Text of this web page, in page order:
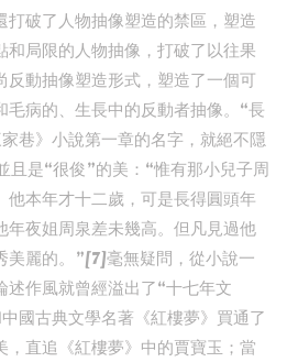
打破了人物抽像塑造的禁區，塑造
和局限的人物抽像，打破了以往果
反動抽像塑造形式，塑造了一個可
毛病的、生長中的反動者抽像。“長
巷》小說第一章的名字，就絕不隱
且是“很俊”的美：“惟有那小兒子周
本年才十二歲，可是長得圓頭年
年夜姐周泉差未幾高。但凡見過他
美麗的。”[7]毫無疑問，從小說一
述作風就曾經溢出了“十七年文
國古典文學名著《紅樓夢》買通了
直追《紅樓夢》中的賈寶玉；當